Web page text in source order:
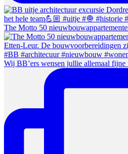
The Motto 50
Wij BB’ers wensen jullie allemaal fijne